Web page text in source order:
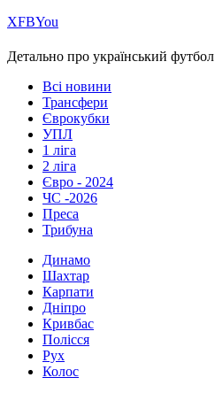
ХFBYou
Детально про український футбол
Всі новини
Трансфери
Єврокубки
УПЛ
1 ліга
2 ліга
Євро - 2024
ЧС -2026
Преса
Трибуна
Динамо
Шахтар
Карпати
Дніпро
Кривбас
Полісся
Рух
Колос